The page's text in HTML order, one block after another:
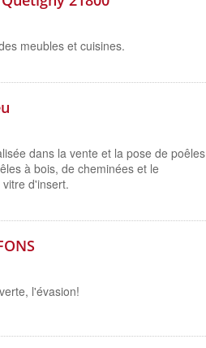
meubles et cuisines.
dans la vente et la pose de poêles
à bois, de cheminées et le
d'insert.
l'évasion!